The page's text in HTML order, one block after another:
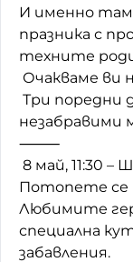
До ре ми
И именно
празника с
техните
Очакваме ви
Три поредни
незабравими
⸻
8 май, 11:30 –
Потопете се
Любимите
специална
забавления.